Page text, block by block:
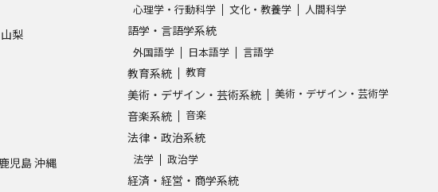
山梨
鹿児島沖縄
心理学・行動科学
文化・教養学 人間科学
語学・言語学系統
外国語学 日本語学 言語学
教育系統 教育
美術・デザイン・芸術系統 美術・デザイン・芸術学
音楽系統 音楽
法律・政治系統
法学 政治学
経済・経営・商学系統